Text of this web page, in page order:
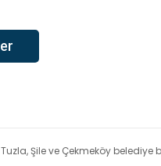
Tuzla, Şile ve Çekmeköy belediye